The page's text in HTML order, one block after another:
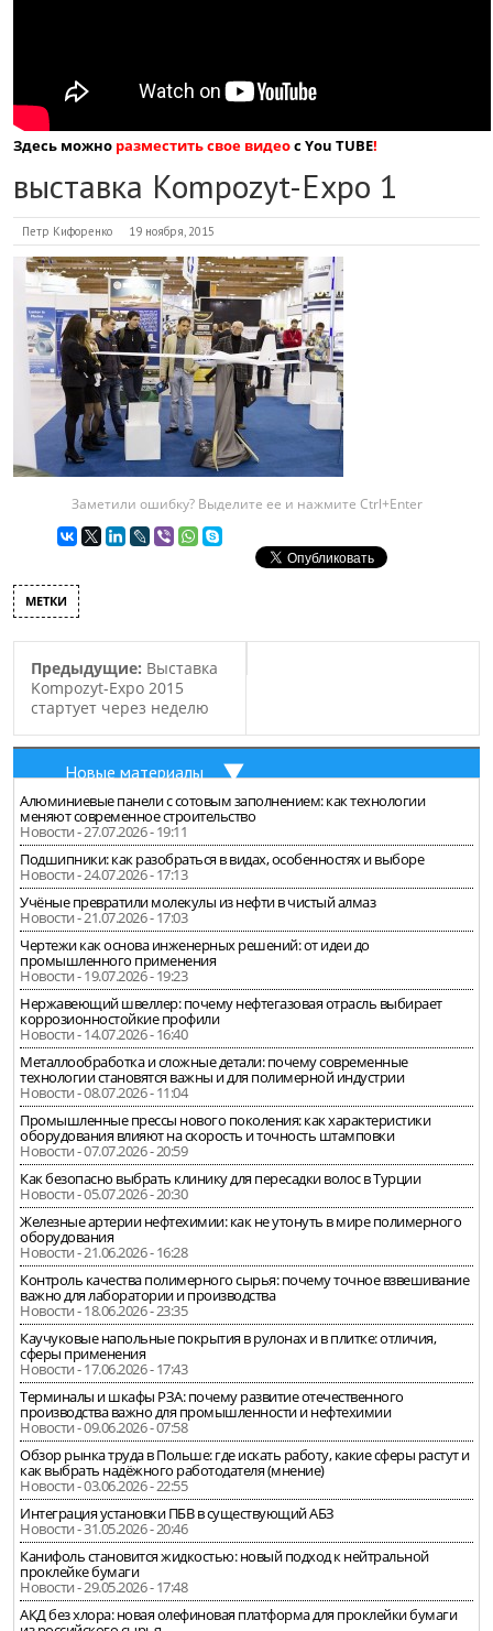
Здесь можно разместить свое видеос You TUBE!
выставка Kompozyt-Expo 1
Петр Кифоренко 19 ноября, 2015
Заметили ошибку? Выделите ее и нажмите Ctrl+Enter
МЕТКИ
Предыдущие: Выставка
Kompozyt-Expo 2015
стартует через неделю
Новые материалы
Алюминиевые панели с сотовым заполнением: как технологии
меняют современное строительство
Новости - 27.07.2026 - 19:11
Подшипники: как разобраться в видах, особенностях и выборе
Новости - 24.07.2026 - 17:13
Учёные превратили молекулы из нефти в чистый алмаз
Новости - 21.07.2026 - 17:03
Чертежи как основа инженерных решений: от идеи до
промышленного применения
Новости - 19.07.2026 - 19:23
Нержавеющий швеллер: почему нефтегазовая отрасль выбирает
коррозионностойкие профили
Новости - 14.07.2026 - 16:40
Металлообработка и сложные детали: почему современные
технологии становятся важны и для полимерной индустрии
Новости - 08.07.2026 - 11:04
Промышленные прессы нового поколения: как характеристики
оборудования влияют на скорость и точность штамповки
Новости - 07.07.2026 - 20:59
Как безопасно выбрать клинику для пересадки волос в Турции
Новости - 05.07.2026 - 20:30
Железные артерии нефтехимии: как не утонуть в мире полимерного
оборудования
Новости - 21.06.2026 - 16:28
Контроль качества полимерного сырья: почему точное взвешивание
важно для лаборатории и производства
Новости - 18.06.2026 - 23:35
Каучуковые напольные покрытия в рулонах и в плитке: отличия,
сферы применения
Новости - 17.06.2026 - 17:43
Терминалы и шкафы РЗА: почему развитие отечественного
производства важно для промышленности и нефтехимии
Новости - 09.06.2026 - 07:58
Обзор рынка труда в Польше: где искать работу, какие сферы растут и
как выбрать надёжного работодателя (мнение)
Новости - 03.06.2026 - 22:55
Интеграция установки ПБВ в существующий АБЗ
Новости - 31.05.2026 - 20:46
Канифоль становится жидкостью: новый подход к нейтральной
проклейке бумаги
Новости - 29.05.2026 - 17:48
АКД без хлора: новая олефиновая платформа для проклейки бумаги